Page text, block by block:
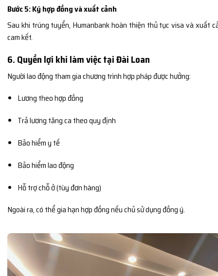
Bước 5: Ký hợp đồng và xuất cảnh
Sau khi trúng tuyển, Humanbank hoàn thiện thủ tục visa và xuất
cam kết.
6. Quyền lợi khi làm việc tại Đài Loan
Người lao động tham gia chương trình hợp pháp được hưởng:
Lương theo hợp đồng
Trả lương tăng ca theo quy định
Bảo hiểm y tế
Bảo hiểm lao động
Hỗ trợ chỗ ở (tùy đơn hàng)
Ngoài ra, có thể gia hạn hợp đồng nếu chủ sử dụng đồng ý.